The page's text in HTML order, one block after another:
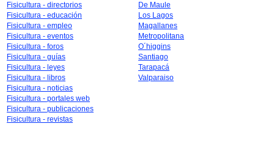
Fisicultura - directorios
Fisicultura - educación
Fisicultura - empleo
Fisicultura - eventos
Fisicultura - foros
Fisicultura - guías
Fisicultura - leyes
Fisicultura - libros
Fisicultura - noticias
Fisicultura - portales web
Fisicultura - publicaciones
Fisicultura - revistas
De Maule
Los Lagos
Magallanes
Metropolitana
O´higgins
Santiago
Tarapacá
Valparaiso